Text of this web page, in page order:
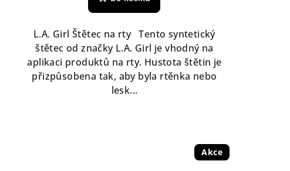
L.A. Girl Štětec na rty Tento syntetický
štětec od značky L.A. Girl je vhodný na
aplikaci produktů na rty. Hustota štětin je
přizpůsobena tak, aby byla rtěnka nebo
lesk...
Akce